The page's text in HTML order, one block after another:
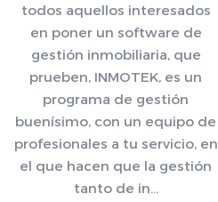
todos aquellos interesados
en poner un software de
gestión inmobiliaria, que
prueben, INMOTEK, es un
programa de gestión
buenísimo, con un equipo de
profesionales a tu servicio, en
el que hacen que la gestión
tanto de in...